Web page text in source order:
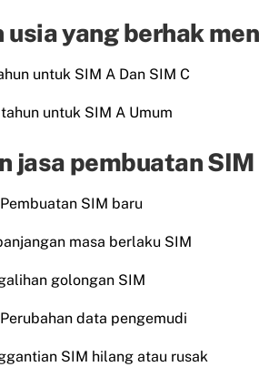
usia yang berhak
untuk SIM A Dan SIM C
untuk SIM A Umum
jasa pembuatan
SIM baru
masa berlaku SIM
golongan SIM
data pengemudi
SIM hilang atau rusak